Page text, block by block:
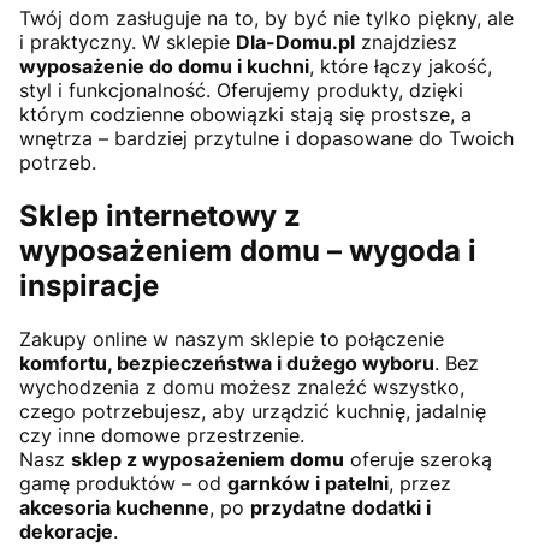
Twój dom zasługuje na to, by być nie tylko piękny, ale
i praktyczny. W sklepie Dla-Domu.pl znajdziesz
wyposażenie do domu i kuchni, które łączy jakość,
styl i funkcjonalność. Oferujemy produkty, dzięki
którym codzienne obowiązki stają się prostsze, a
wnętrza – bardziej przytulne i dopasowane do Twoich
potrzeb.
Sklep internetowy z
wyposażeniem domu – wygoda i
inspiracje
Zakupy online w naszym sklepie to połączenie
komfortu, bezpieczeństwa i dużego wyboru. Bez
wychodzenia z domu możesz znaleźć wszystko,
czego potrzebujesz, aby urządzić kuchnię, jadalnię
czy inne domowe przestrzenie.
Nasz sklep z wyposażeniem domu oferuje szeroką
gamę produktów – od garnków i patelni, przez
akcesoria kuchenne, po przydatne dodatki i
dekoracje.